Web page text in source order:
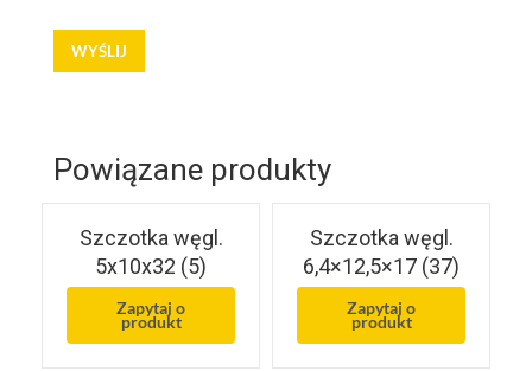
Powiązane produkty
Szczotka węgl.
5x10x32 (5)
Zapytaj o
produkt
Szczotka węgl.
6,4×12,5×17 (37)
Zapytaj o
produkt